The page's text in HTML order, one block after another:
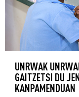
UNRWAK
GAITZETSI DU
KANPAMENDUAN